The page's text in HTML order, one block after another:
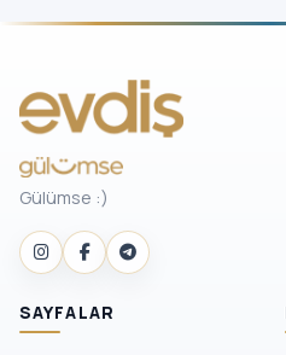
Gülümse :)
SAYFALAR